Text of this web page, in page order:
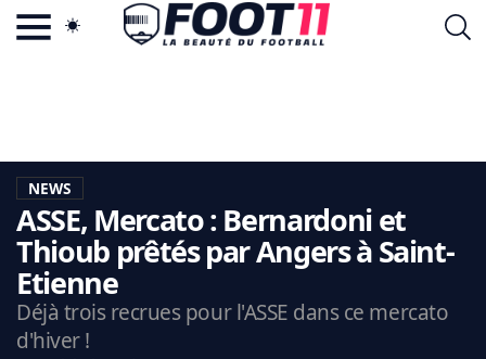
LA CHARTE
VIE PRIVÉE
CGU
CONTACTEZ-NOUS
MERCATO
NEWS
ASSE, Mercato : Bernardoni et
Thioub prêtés par Angers à Saint-
Etienne
Déjà trois recrues pour l'ASSE dans ce mercato
d'hiver !